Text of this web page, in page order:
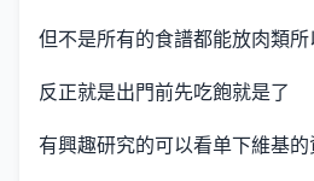
但不是所有的食譜都能放肉類
反正就是出門前先吃飽就是了
有興趣研究的可以看单下維基的